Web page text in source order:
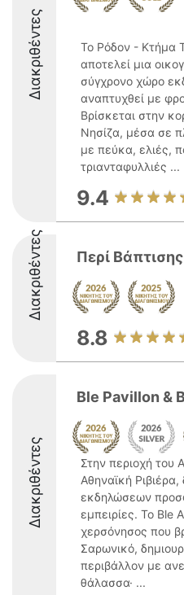
Διακριθέντες
Το Ρόδον - Κτήμα
αποτελεί μια
σύγχρονο χώρο
αναπτυχθεί με
Βρίσκεται στην
Νησίζα, μέσα σε
με πεύκα, ελιές,
τριανταφυλλιές ...
9.4
Διακριθέντες Περί Βάπτισης
8.8
Διακριθέντες
Ble Pavillon &
Στην περιοχή του
Αθηναϊκή
εκδηλώσεων
εμπειρίες. Το Ble
χερσόνησος που
Σαρωνικό,
περιβάλλον με
θάλασσα· ...